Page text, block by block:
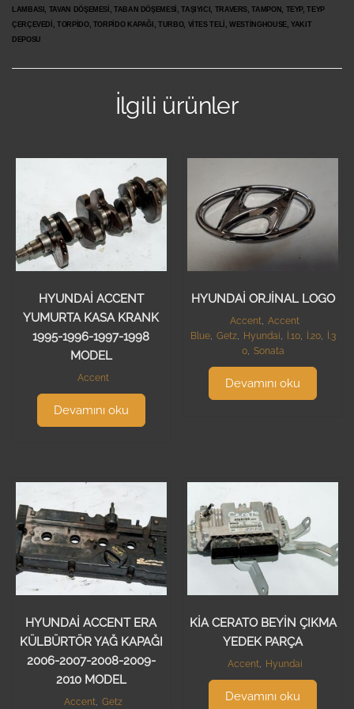
LAMBASI, TAVAN DÖŞEMESİ, TABAN DÖŞEMESİ, TAŞIYICI, TRAVERS, TAMPON, TEYP, TEYP
ÇERÇEVEDİ, TORPİDO, TORPİDO KAPAĞI, TURBO, VİTES TELİ, WESTİNGHOUSE, YAKIT
DEPOSU
İlgili ürünler
HYUNDAİ ACCENT
YUMURTA KASA KRANK
1995-1996-1997-1998
MODEL
Accent
Devamını oku
HYUNDAİ ORJİNAL LOGO
Accent, Accent
Blue, Getz, Hyundai, İ.10, İ.20,
İ.3
0, Sonata
Devamını oku
HYUNDAİ ACCENT ERA
KÜLBÜRTÖR YAĞ KAPAĞI
2006-2007-2008-2009-
2010 MODEL
Accent, Getz
KİA CERATO BEYİN ÇIKMA
YEDEK PARÇA
Accent, Hyundai
Devamını oku